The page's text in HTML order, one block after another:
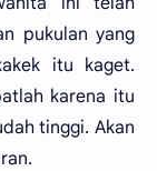
pukulan yang
itu kaget.
karena itu
tinggi. Akan